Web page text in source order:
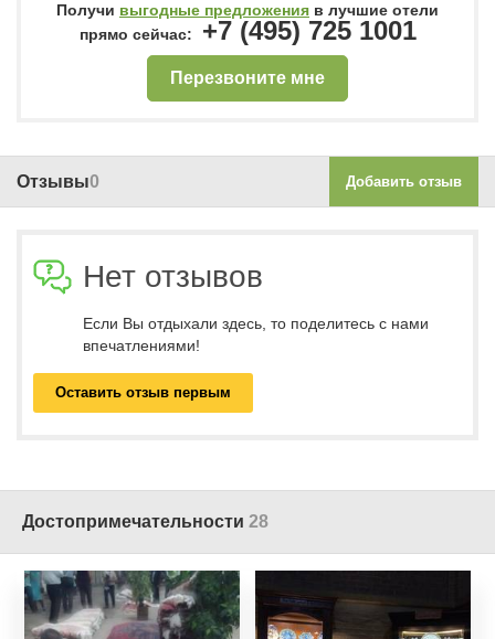
Получи выгодные предложения в лучшие отели
прямо сейчас:
+7 (495) 725 1001
Перезвоните мне
Отзывы0 Добавить отзыв
Нет отзывов
Если Вы отдыхали здесь, то поделитесь с нами
впечатлениями!
Оставить отзыв первым
Достопримечательности 28